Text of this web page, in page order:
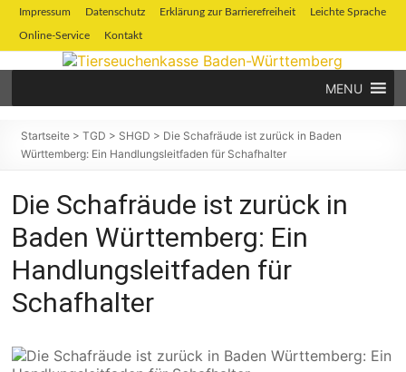
Zum
Inhalt
springen
Impressum Datenschutz Erklärung zur Barrierefreiheit Leichte Sprache
Online-Service Kontakt
Tierseuchenkasse
Baden-
Württemberg
MENU
Startseite >TGD > SHGD > Die Schafräude ist zurück in Baden
Württemberg: Ein Handlungsleitfaden für Schafhalter
Die Schafräude ist zurück in
Baden Württemberg: Ein
Handlungsleitfaden für
Schafhalter